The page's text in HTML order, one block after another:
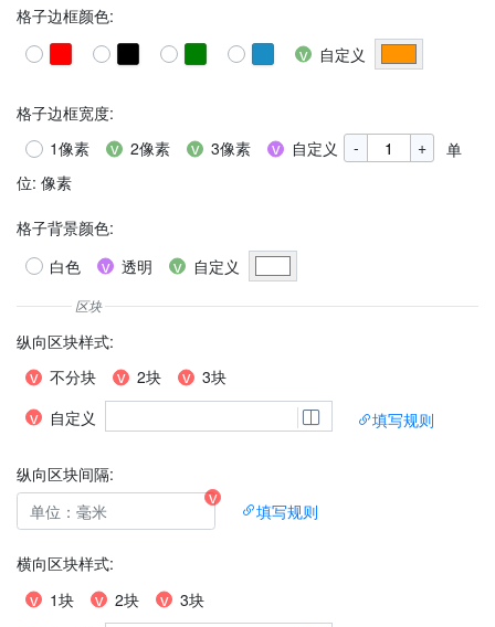
格子边框颜色:
自定义
格子边框宽度:
1像素
2像素 3像素 自定义 - +
单
位: 像素
格子背景颜色:
白色
透明 自定义
纵向区块样式:
不分块
2块
3块
自定义
填写规则
纵向区块间隔:
填写规则
横向区块样式:
1块
2块
3块